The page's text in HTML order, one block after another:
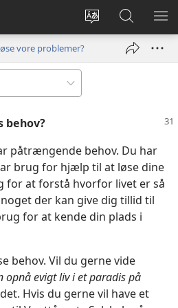
Vælg
Log
på
vindue)
Søg
på
JW.ORG
VIS
vore problemer?
behov?
påtrængende behov. Du har
brug for hjælp til at løse dine
for at forstå hvorfor livet er så
der kan give dig tillid til
for at kende din plads i
behov. Vil du gerne vide
opnå evigt liv i et paradis på
Hvis du gerne vil have et